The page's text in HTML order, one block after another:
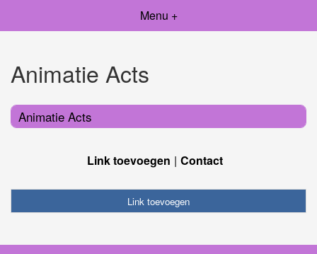
Menu +
Animatie Acts
Animatie Acts
Link toevoegen Contact
Link toevoegen